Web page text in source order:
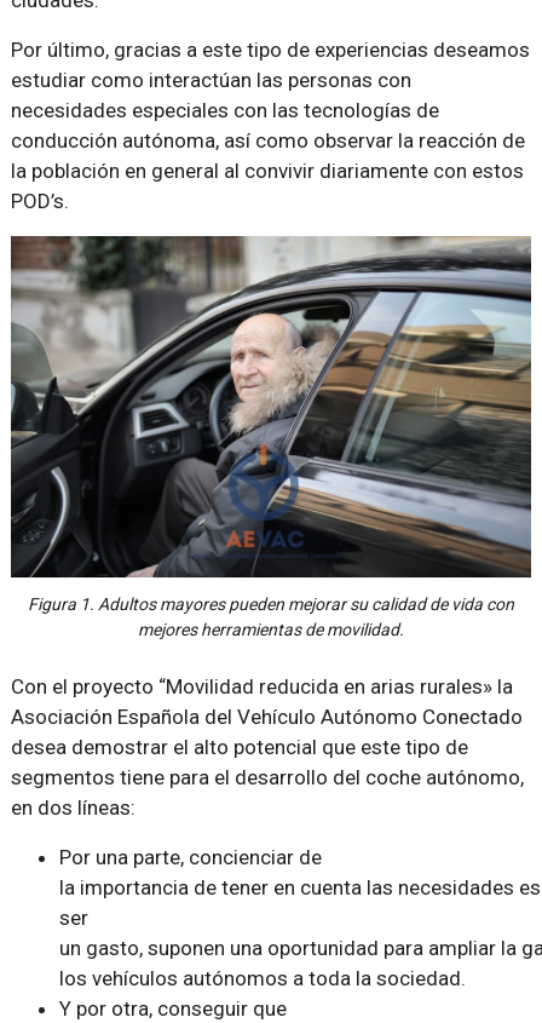
Por último, gracias a este tipo de experiencias deseamos
estudiar como interactúan las personas con
necesidades especiales con las tecnologías de
conducción autónoma, así como observar la reacción de
la población en general al convivir diariamente con estos
POD’s.
Figura 1. Adultos mayores pueden mejorar su calidad de vida con
mejores herramientas de movilidad.
Con el proyecto “Movilidad reducida en arias rurales» la
Asociación Española del Vehículo Autónomo Conectado
desea demostrar el alto potencial que este tipo de
segmentos tiene para el desarrollo del coche autónomo,
en dos líneas:
Por una parte, concienciar de
la importancia de tener en cuenta las necesidades
ser
un gasto, suponen una oportunidad para ampliar la
los vehículos autónomos a toda la sociedad.
Y por otra, conseguir que